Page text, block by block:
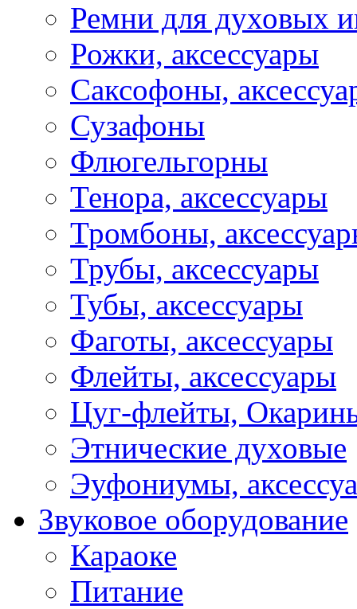
Ремни для духовых
Рожки, аксессуары
Саксофоны,
Сузафоны
Флюгельгорны
Тенора, аксессуары
Тромбоны,
Трубы, аксессуары
Тубы, аксессуары
Фаготы, аксессуары
Флейты, аксессуары
Цуг-флейты,
Этнические духовые
Эуфониумы,
Звуковое оборудование
Караоке
Питание